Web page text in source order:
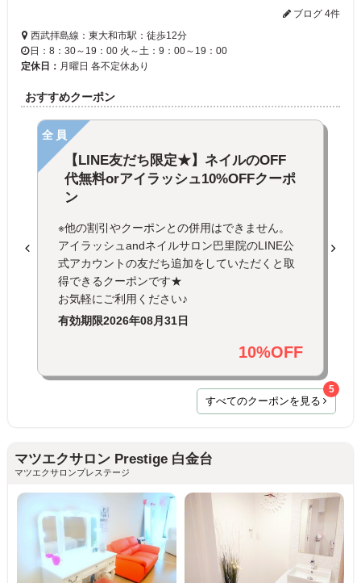
ブログ 4件
西武拝島線：東大和市駅：徒歩12分
日：8：30～19：00 火～土：9：00～19：00
定休日： 月曜日 各不定休あり
おすすめクーポン
全員
【LINE友だち限定★】ネイルのOFF
代無料orアイラッシュ10%OFFクーポ
ン
※他の割引やクーポンとの併用はできません。
アイラッシュandネイルサロン巴里院のLINE公
式アカウントの友だち追加をしていただくと取
得できるクーポンです★
お気軽にご利用ください♪
有効期限2026年08月31日
10%OFF
すべてのクーポンを見る
5
マツエクサロン Prestige 白金台
マツエクサロンプレステージ